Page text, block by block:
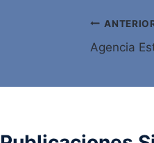
de
Agencia